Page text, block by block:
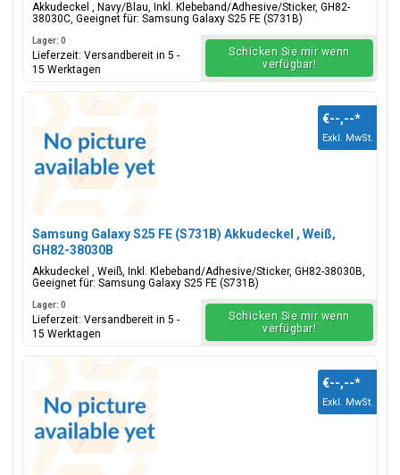
Akkudeckel , Navy/Blau, Inkl. Klebeband/Adhesive/Sticker, GH82-
38030C, Geeignet für: Samsung Galaxy S25 FE (S731B)
Lager: 0
Lieferzeit: Versandbereit in 5 -
15 Werktagen
Schicken Sie mir wenn
verfügbar!
Samsung Galaxy S25 FE (S731B) Akkudeckel , Weiß,
GH82-38030B
Akkudeckel , Weiß, Inkl. Klebeband/Adhesive/Sticker, GH82-38030B,
Geeignet für: Samsung Galaxy S25 FE (S731B)
€--,--*
Exkl. MwSt.
Lager: 0
Lieferzeit: Versandbereit in 5 -
15 Werktagen
Schicken Sie mir wenn
verfügbar!
€--,--*
Exkl. MwSt.